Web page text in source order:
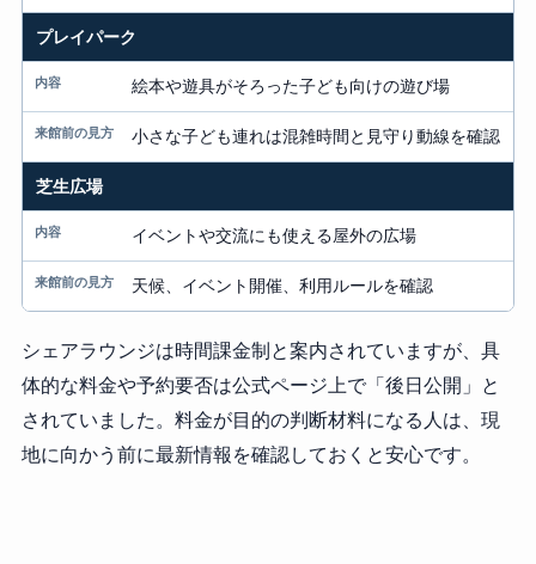
プレイパーク
絵本や遊具がそろった子ども向けの遊び場
小さな子ども連れは混雑時間と見守り動線を確認
芝生広場
イベントや交流にも使える屋外の広場
天候、イベント開催、利用ルールを確認
シェアラウンジは時間課金制と案内されていますが、具
体的な料金や予約要否は公式ページ上で「後日公開」と
されていました。料金が目的の判断材料になる人は、現
地に向かう前に最新情報を確認しておくと安心です。